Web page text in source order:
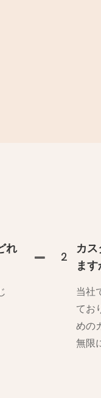
れ
2
カス
ます
当社
てお
めの
無限